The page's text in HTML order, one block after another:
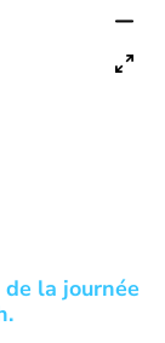
la journée